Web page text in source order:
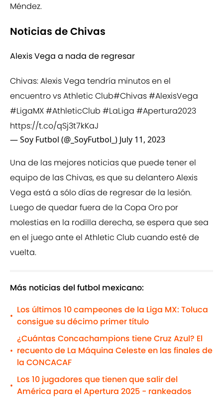
Méndez.
Noticias de Chivas
Alexis Vega a nada de regresar
Chivas: Alexis Vega tendría minutos en el
encuentro vs Athletic Club#Chivas#AlexisVega
#LigaMX#AthleticClub #LaLiga #Apertura2023
https://t.co/qSj3t7kKaJ
— Soy Futbol (@_SoyFutbol_) July 11, 2023
Una de las mejores noticias que puede tener el
equipo de las Chivas, es que su delantero Alexis
Vega está a sólo días de regresar de la lesión.
Luego de quedar fuera de la Copa Oro por
molestias en la rodilla derecha, se espera que sea
en el juego ante el Athletic Club cuando esté de
vuelta.
Más noticias del futbol mexicano:
•
Los últimos 10 campeones de la Liga MX: Toluca
consigue su décimo primer título
•
¿Cuántas Concachampions tiene Cruz Azul? El
recuento de La Máquina Celeste en las finales de
la CONCACAF
•
Los 10 jugadores que tienen que salir del
América para el Apertura 2025 - rankeados